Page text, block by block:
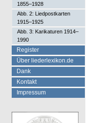
1855–1928
Abb. 2: Liedpostkarten
1915–1925
Abb. 3: Karikaturen 1914–
1990
Register
Über liederlexikon.de
Dank
Kontakt
Impressum